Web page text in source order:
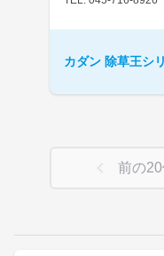
カダン 除草王シ
前の20